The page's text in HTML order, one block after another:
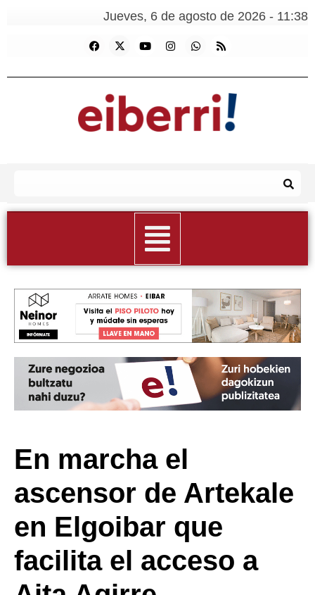
Jueves, 6 de agosto de 2026 - 11:38
En marcha el
ascensor de Artekale
en Elgoibar que
facilita el acceso a